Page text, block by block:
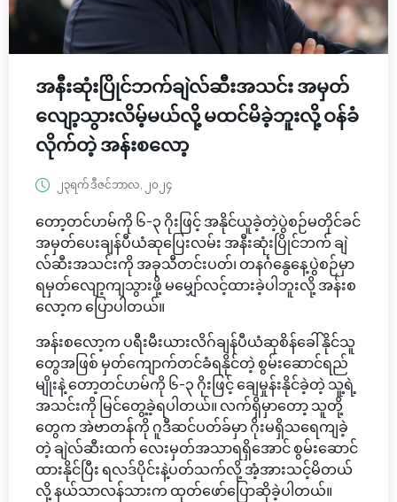
အနီးဆုံးပြိုင်ဘက်ချဲလ်ဆီးအသင်း အမှတ်
လျော့သွားလိမ့်မယ်လို့ မထင်မိခဲ့ဘူးလို့ ဝန်ခံ
လိုက်တဲ့ အန်းစလော့
၂၃ရက် ဒီဇင်ဘာလ, ၂၀၂၄
တော့တင်ဟမ်ကို ၆-၃ ဂိုးဖြင့် အနိုင်ယူခဲ့တဲ့ပွဲစဉ်မတိုင်ခင်
အမှတ်ပေးချန်ပီယံဆုပြေးလမ်း အနီးဆုံးပြိုင်ဘက် ချဲ
လ်ဆီးအသင်းကို အခုသီတင်းပတ်၊ တနင်္ဂနွေနေ့ပွဲစဉ်မှာ
ရမှတ်လျော့ကျသွားဖို့ မမျှော်လင့်ထားခဲ့ပါဘူးလို့ အန်းစ
လော့က ပြောပါတယ်။
အန်းစလော့က ပရီးမီးယားလိဂ်ချန်ပီယံဆုစိန်ခေါ်နိုင်သူ
တွေအဖြစ် မှတ်ကျောက်တင်ခံရနိုင်တဲ့ စွမ်းဆောင်ရည်
မျိုးနဲ့ တော့တင်ဟမ်ကို ၆-၃ ဂိုးဖြင့် ချေမှုန်းနိုင်ခဲ့တဲ့ သူ့ရဲ့
အသင်းကို မြင်တွေ့ခဲ့ရပါတယ်။ လက်ရှိမှာတော့ သူတို့
တွေက အဲဗာတန်ကို ဂူဒီဆင်ပတ်ခ်မှာ ဂိုးမရှိသရေကျခဲ့
တဲ့ ချဲလ်ဆီးထက် လေးမှတ်အသာရရှိအောင် စွမ်းဆောင်
ထားနိုင်ပြီး ရလဒ်ပိုင်းနဲ့ပတ်သက်လို့ အံ့အားသင့်မိတယ်
လို့ နယ်သာလန်သားက ထုတ်ဖော်ပြောဆိုခဲ့ပါတယ်။